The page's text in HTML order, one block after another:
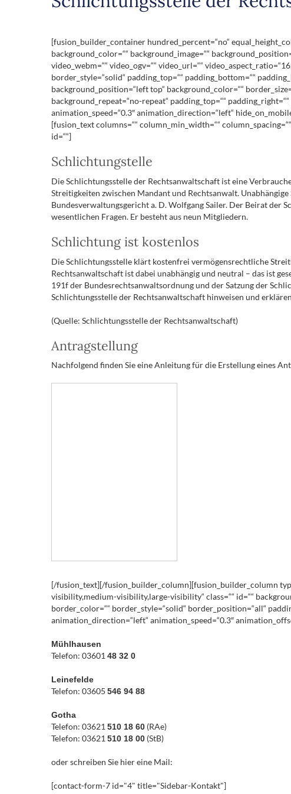
[fusion_builder_container hundred_percent=“no“
background_color=““ background_image=““
video_webm=““ video_ogv=““ video_url=““
border_style=“solid“ padding_top=““ padding_bottom=““
background_position=“left top“ background_color=““
background_repeat=“no-repeat“ padding_top=““
animation_speed=“0.3″ animation_direction=“left“
[fusion_text columns=““ column_min_width=““
id=““]
Schlichtungstelle
Die Schlichtungsstelle der Rechtsanwaltschaft ist eine
Streitigkeiten zwischen Mandant und Rechtsanwalt.
Bundesverwaltungsgericht a. D. Wolfgang Sailer. Der Beirat der
wesentlichen Fragen. Er besteht aus neun Mitgliedern.
Schlichtung ist kostenlos
Die Schlichtungsstelle klärt kostenfrei vermögensrechtliche
Rechtsanwaltschaft ist dabei unabhängig und neutral – das ist
191f der Bundesrechtsanwaltsordnung und der Satzung der
Schlichtungsstelle der Rechtsanwaltschaft hinweisen und
(Quelle: Schlichtungsstelle der Rechtsanwaltschaft)
Antragstellung
Nachfolgend finden Sie eine Anleitung für die Erstellung eines
[/fusion_text][/fusion_builder_column][fusion_builder_column
visibility,medium-visibility,large-visibility“ class=““ id=““
border_color=““ border_style=“solid“ border_position=“all“
animation_direction=“left“ animation_speed=“0.3″
Mühlhausen
Telefon: 03601 48 32 0
Leinefelde
Telefon: 03605 546 94 88
Gotha
Telefon: 03621 510 18 60 (RAe)
Telefon: 03621 510 18 00 (StB)
oder schreiben Sie hier eine Mail:
[contact-form-7 id="4" title="Sidebar-Kontakt"]